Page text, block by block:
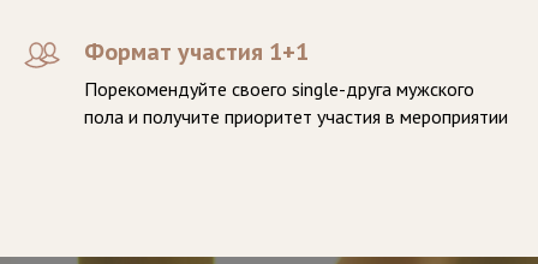
Формат участия 1+1
Порекомендуйте своего single-друга мужского
пола и получите приоритет участия в мероприятии